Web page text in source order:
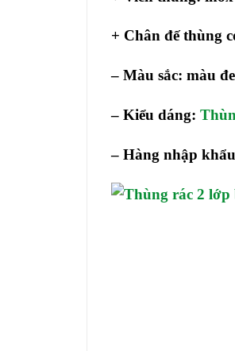
+ Chân đế thùng
– Màu sắc: màu
– Kiểu dáng:
– Hàng nhập